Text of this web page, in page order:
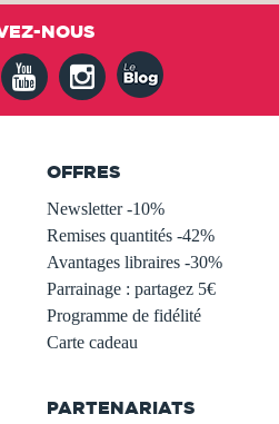
NOUS
OFFRES
Newsletter -10%
Remises quantités -42%
Avantages libraires -30%
Parrainage : partagez 5€
Programme de fidélité
Carte cadeau
PARTENARIATS